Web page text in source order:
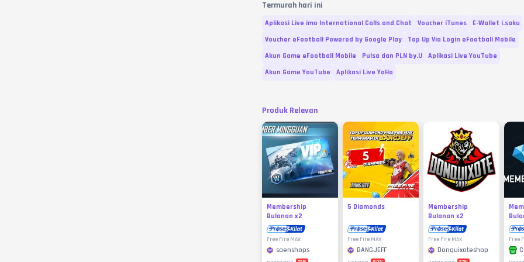
Termurah hari ini
Aplikasi Live imo International Calls and Chat Voucher iTunes
E-Wallet i.saku
Voucher eFootball Powered by Google Play
Top Up Via Login eFootball Mobile
Akun Game eFootball Mobile
Pulsa dan PLN by.U
Aplikasi Live YouTube
Akun Game YouTube
Aplikasi Live YoHo
Produk Relevan
Membership
Bulanan x2
Free Fire MAX
saenshops
5 Diamonds
Free Fire MAX
BANGJEFF
Membership
Bulanan x2
Free Fire MAX
Donquixoteshop
Free